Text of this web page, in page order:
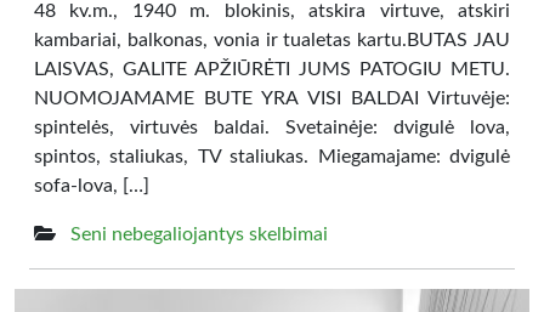
48 kv.m., 1940 m. blokinis, atskira virtuve, atskiri
kambariai, balkonas, vonia ir tualetas kartu.BUTAS JAU
LAISVAS, GALITE APŽIŪRĖTI JUMS PATOGIU METU.
NUOMOJAMAME BUTE YRA VISI BALDAI Virtuvėje:
spintelės, virtuvės baldai. Svetainėje: dvigulė lova,
spintos, staliukas, TV staliukas. Miegamajame: dvigulė
sofa-lova, […]
Seni nebegaliojantys skelbimai